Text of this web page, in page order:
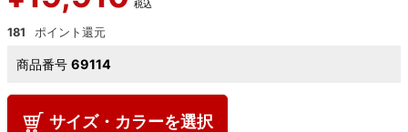
税込
181
商品番号 69114
サイズ・カラーを選択